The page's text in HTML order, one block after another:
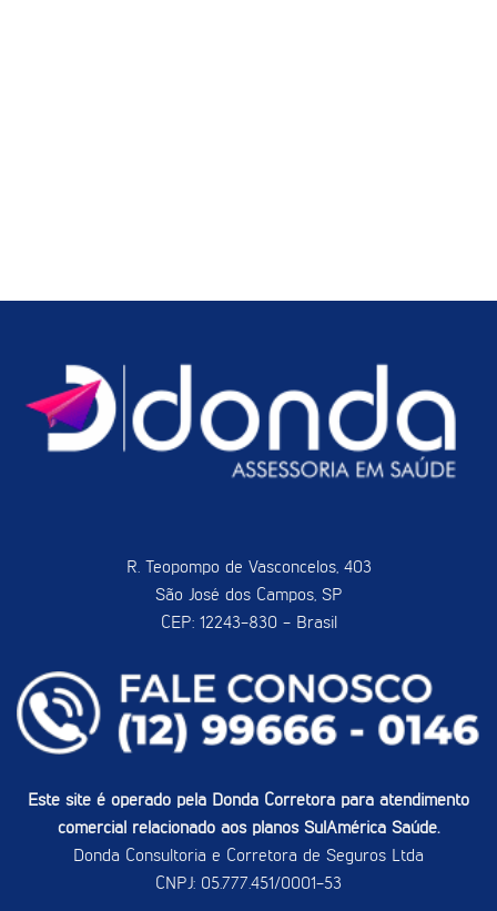
R. Teopompo de Vasconcelos, 403
São José dos Campos, SP
CEP: 12243-830 - Brasil
Este site é operado pela Donda Corretora para atendimento
comercial relacionado aos planos SulAmérica Saúde.
Donda Consultoria e Corretora de Seguros Ltda
CNPJ: 05.777.451/0001-53